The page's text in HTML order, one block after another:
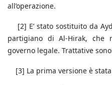
all’operazione.
[2] E’ stato sostituito da
partigiano di Al-Hirak, che
governo legale. Trattative
[3] La prima versione è